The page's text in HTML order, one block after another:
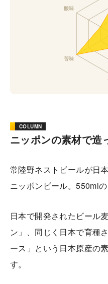
COLUMN
ニッポンの素材で造
常陸野ネストビールが日
ニッポンビール。550mlの
日本で開発されたビール
ン」、同じく日本で育種
ース」という日本原産の
す。